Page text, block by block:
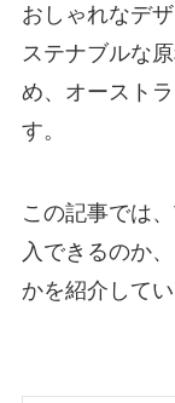
おしゃれなデ
ステナブルな
め、オースト
す。
この記事では
入できるのか
かを紹介してい